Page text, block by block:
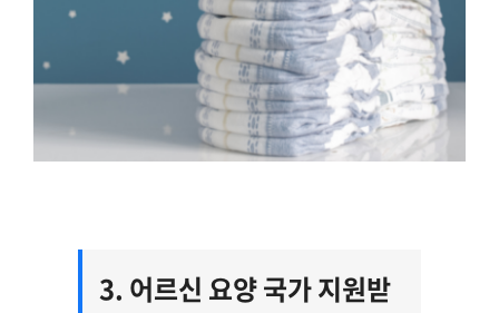
3. 어르신 요양 국가 지원받